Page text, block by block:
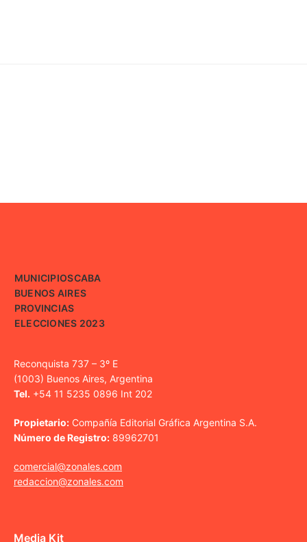
MUNICIPIOSCABA
BUENOS AIRES
PROVINCIAS
ELECCIONES 2023
Reconquista 737 – 3º E
(1003) Buenos Aires, Argentina
Tel. +54 11 5235 0896 Int 202
Propietario: Compañía Editorial Gráfica Argentina S.A.
Número de Registro: 89962701
comercial@zonales.com
redaccion@zonales.com
Media Kit